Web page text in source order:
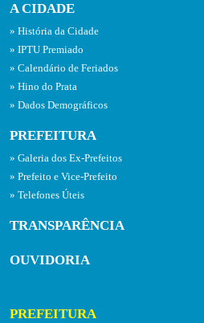
A CIDADE
História da Cidade
IPTU Premiado
Calendário de Feriados
Hino do Prata
Dados Demográficos
PREFEITURA
Galeria dos Ex-Prefeitos
Prefeito e Vice-Prefeito
Telefones Úteis
TRANSPARÊNCIA
OUVIDORIA
PREFEITURA